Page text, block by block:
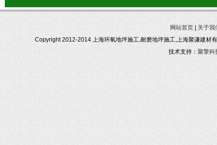
网站首页 |关于我
Copyright 2012-2014 上海环氧地坪施工,耐磨地坪施工,上海聚谦建材
技术支持： 聚擎科